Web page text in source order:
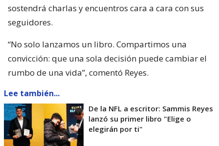
sostendrá charlas y encuentros cara a cara con sus
seguidores.
“No solo lanzamos un libro. Compartimos una
convicción: que una sola decisión puede cambiar el
rumbo de una vida”, comentó Reyes.
Lee también...
De la NFL a escritor: Sammis Reyes
lanzó su primer libro "Elige o
elegirán por ti"